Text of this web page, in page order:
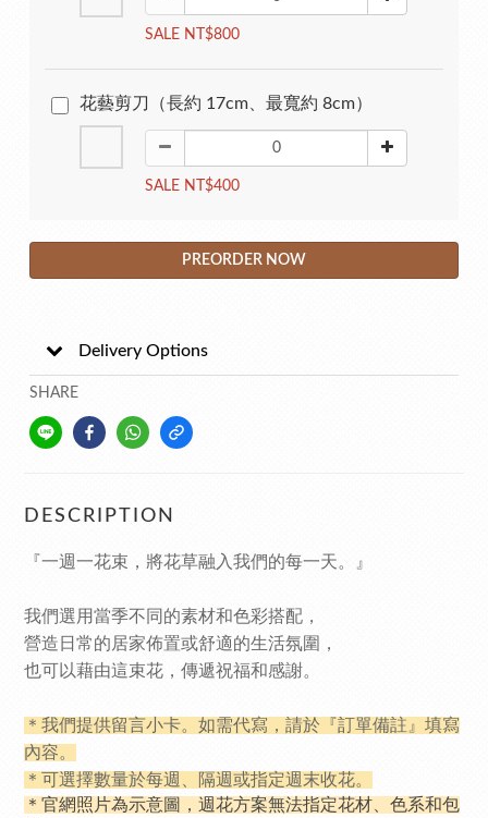
SALE NT$800
花藝剪刀（長約 17cm、最寬約 8cm）
SALE NT$400
PREORDER NOW
Delivery Options
SHARE
DESCRIPTION
『一週一花束，將花草融入我們的每一天。』
我們選用當季不同的素材和色彩搭配，
營造日常的居家佈置或舒適的生活氛圍，
也可以藉由這束花，傳遞祝福和感謝。
＊我們提供留言小卡。如需代寫，請於『訂單備註』填寫
內容。
＊可選擇數量於每週、隔週或指定週末收花。
＊官網照片為示意圖，週花方案無法指定花材、色系和包